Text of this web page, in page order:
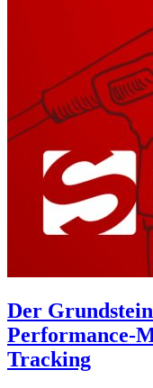
Der
Performance-
Tracking